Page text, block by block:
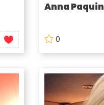
Anna Paquin
0